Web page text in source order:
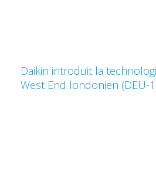
Daikin introduit la
West End londonien (DEU-